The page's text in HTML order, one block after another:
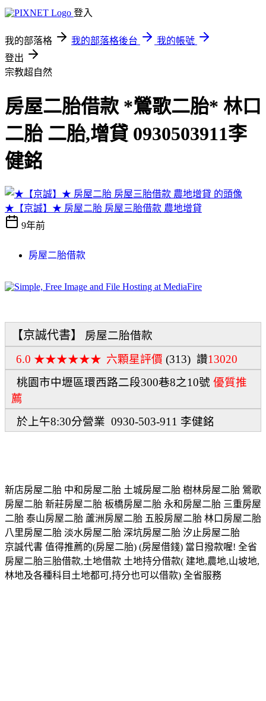
登入
我的部落格 我的部落格後台
我的帳號
登出
宗教超自然
房屋二胎借款 *鶯歌二胎* 林口
二胎 二胎,增貸 0930503911李
健銘
★【京誠】★ 房屋二胎 房屋三胎借款 農地增貸
9年前
房屋二胎借款
【京誠代書】
房屋二胎借款
6.0 ★★★★★★ 六顆星評價 (313) 讚13020
桃園市中壢區環西路二段300巷8之10號 優質推
薦
於上午8:30分營業 0930-503-911 李健銘
新店房屋二胎 中和房屋二胎 土城房屋二胎 樹林房屋二胎 鶯歌
房屋二胎 新莊房屋二胎 板橋房屋二胎 永和房屋二胎 三重房屋
二胎 泰山房屋二胎 蘆洲房屋二胎 五股房屋二胎 林口房屋二胎
八里房屋二胎 淡水房屋二胎 深坑房屋二胎 汐止房屋二胎
京誠代書 值得推薦的(房屋二胎) (房屋借錢) 當日撥款喔! 全省
房屋二胎三胎借款,土地借款 土地持分借款( 建地,農地,山坡地,
林地及各種科目土地都可,持分也可以借款) 全省服務